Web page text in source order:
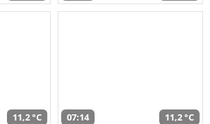
11,2 °C 07:14 11,2 °C